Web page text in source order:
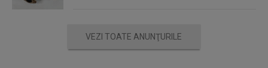
VEZI TOATE ANUNŢURILE